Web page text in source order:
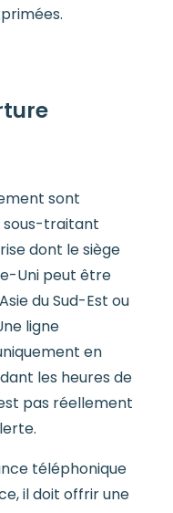
sont
sous-traitant
dont le siège
Uni peut être
du Sud-Est ou
ligne
en
les heures de
pas réellement
téléphonique
il doit offrir une